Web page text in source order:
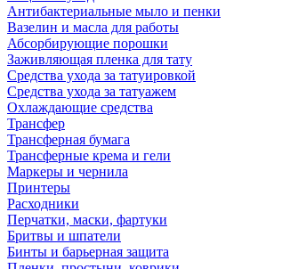
Антибактериальные мыло и пенки
Вазелин и масла для работы
Абсорбирующие порошки
Заживляющая пленка для тату
Средства ухода за татуировкой
Средства ухода за татуажем
Охлаждающие средства
Трансфер
Трансферная бумага
Трансферные крема и гели
Маркеры и чернила
Принтеры
Расходники
Перчатки, маски, фартуки
Бритвы и шпатели
Бинты и барьерная защита